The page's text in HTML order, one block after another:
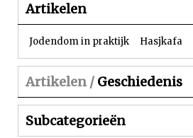
Artikelen
Jodendom in praktijk Hasjkafa
Artikelen / Geschiedenis
Subcategorieën